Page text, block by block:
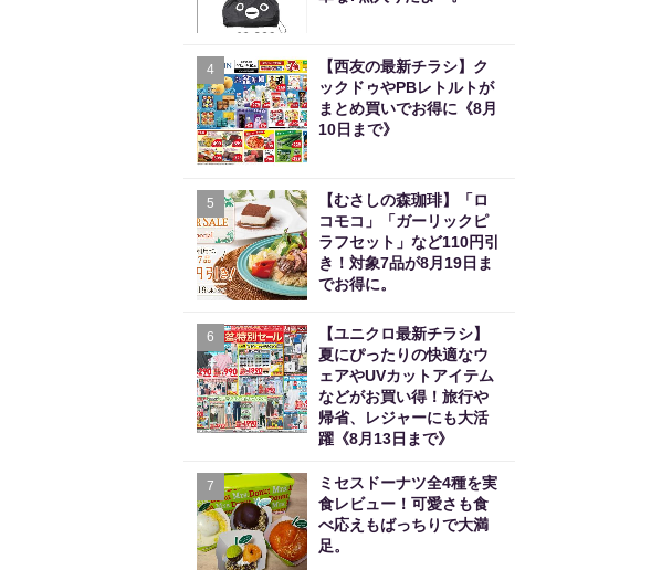
4
【西友の最新チラシ】ク
ックドゥやPBレトルトが
まとめ買いでお得に《8月
10日まで》
5
【むさしの森珈琲】「ロ
コモコ」「ガーリックピ
ラフセット」など110円引
き！対象7品が8月19日ま
でお得に。
6
【ユニクロ最新チラシ】
夏にぴったりの快適なウ
ェアやUVカットアイテム
などがお買い得！旅行や
帰省、レジャーにも大活
躍《8月13日まで》
7
ミセスドーナツ全4種を実
食レビュー！可愛さも食
べ応えもばっちりで大満
足。